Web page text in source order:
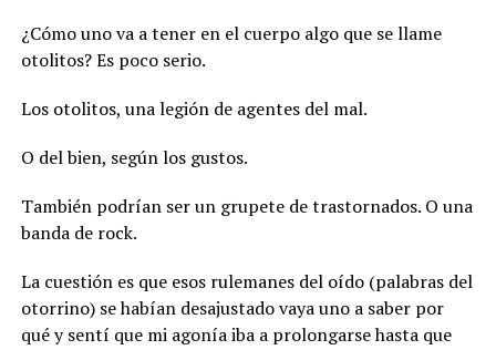
¿Cómo uno va a tener en el cuerpo algo que se llame
otolitos? Es poco serio.
Los otolitos, una legión de agentes del mal.
O del bien, según los gustos.
También podrían ser un grupete de trastornados. O una
banda de rock.
La cuestión es que esos rulemanes del oído (palabras del
otorrino) se habían desajustado vaya uno a saber por
qué y sentí que mi agonía iba a prolongarse hasta que